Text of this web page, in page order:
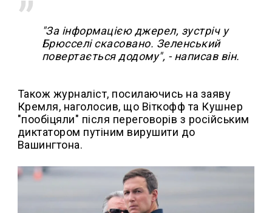
"За інформацією джерел, зустріч у
Брюсселі скасовано. Зеленський
повертається додому", - написав він.
Також журналіст, посилаючись на заяву
Кремля, наголосив, що Віткофф та Кушнер
"пообіцяли" після переговорів з російським
диктатором путіним вирушити до
Вашингтона.